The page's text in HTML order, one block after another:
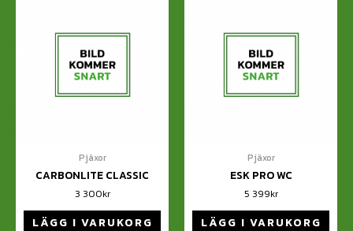
Pjäxor
CARBONLITE CLASSIC
3 300kr
LÄGG I VARUKORG
Pjäxor
ESK PRO WC
5 399kr
LÄGG I VARUKORG